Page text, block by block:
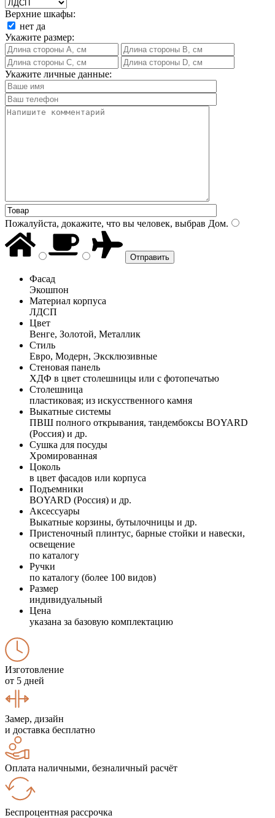
Верхние шкафы:
нет да
Укажите размер:
Укажите личные данные:
Пожалуйста, докажите, что вы человек, выбрав Дом.
Фасад
Экошпон
Материал корпуса
ЛДСП
Цвет
Венге, Золотой, Металлик
Стиль
Евро, Модерн, Эксклюзивные
Стеновая панель
ХДФ в цвет столешницы или с фотопечатью
Столешница
пластиковая; из искусственного камня
Выкатные системы
ПВШ полного открывания, тандембоксы BOYARD
(Россия) и др.
Сушка для посуды
Хромированная
Цоколь
в цвет фасадов или корпуса
Подъемники
BOYARD (Россия) и др.
Аксессуары
Выкатные корзины, бутылочницы и др.
Пристеночный плинтус, барные стойки и навески,
освещение
по каталогу
Ручки
по каталогу (более 100 видов)
Размер
индивидуальный
Цена
указана за базовую комплектацию
Изготовление
от 5 дней
Замер, дизайн
и доставка бесплатно
Оплата наличными, безналичный расчёт
Беспроцентная рассрочка